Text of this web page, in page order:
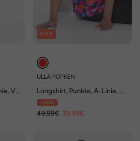
V-
SALE
ULLA POPKEN
Longshirt, Punkte, A-Linie, V-
Ausschnitt, 3/4-Arm
- 20%
49,99€ 39,99€